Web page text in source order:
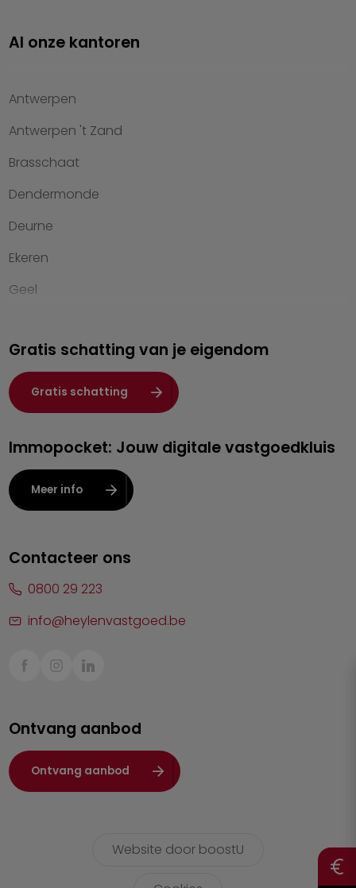
Property management
Kennis van wonen
Kantoren
Veelgestelde vragen
Werken bij Heylen Vastgoed
Contact
Al onze kantoren
Antwerpen
Antwerpen 't Zand
Brasschaat
Dendermonde
Deurne
Ekeren
Geel
Hasselt
Heist-op-den-Berg
Herentals
Kalmthout
Leuven
Lier
Sint-Truiden
Waasland
Wuustwezel
Zoersel
Gratis schatting van je eigendom
Gratis schatting
Immopocket: Jouw digitale vastgoedkluis
Meer info
Contacteer ons
0800 29 223
info@heylenvastgoed.be
Ontvang aanbod
Ontvang aanbod
Website door boostU